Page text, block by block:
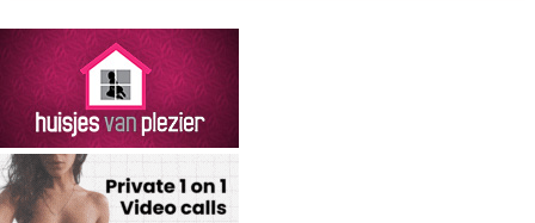
i
n
g
e
: